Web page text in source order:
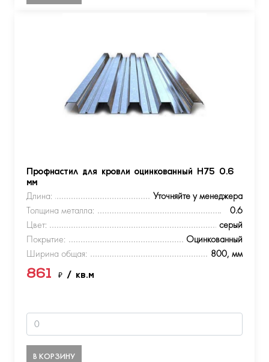
Профнастил для кровли оцинкованный Н75 0.6
мм
Длина:
Уточняйте у менеджера
Толщина металла:
0.6
Цвет:
серый
Покрытие:
Оцинкованный
Ширина общая:
800, мм
861 ₽ / кв.м
В КОРЗИНУ